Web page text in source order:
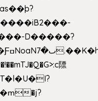
D�����?
䧣
�j?